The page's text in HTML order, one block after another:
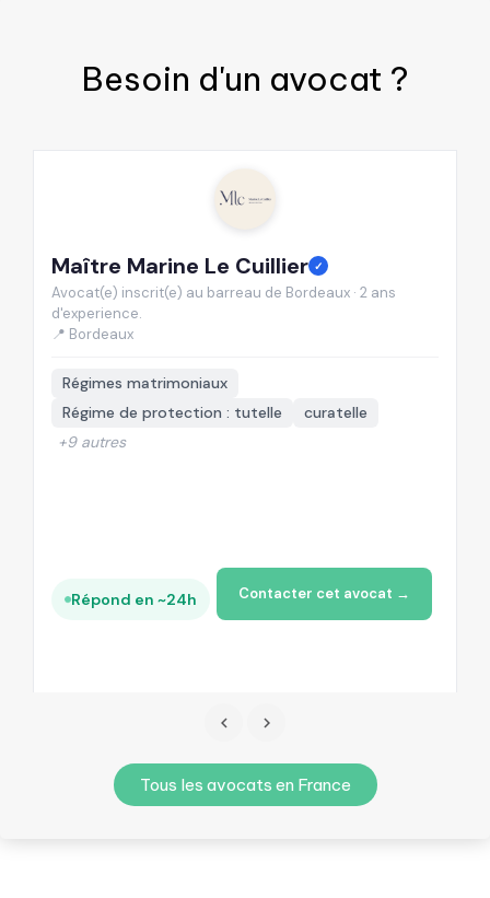
Besoin d'un avocat ?
Maître Marine Le Cuillier ✓
Avocat(e) inscrit(e) au barreau de Bordeaux · 2 ans
d'experience.
📍 Bordeaux
Régimes matrimoniaux
Régime de protection : tutelle
curatelle
+9 autres
Répond en ~24h Contacter cet avocat →
Tous les avocats en France